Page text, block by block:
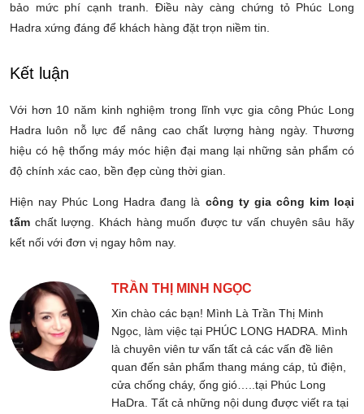
bảo mức phí cạnh tranh. Điều này càng chứng tỏ Phúc Long
Hadra xứng đáng để khách hàng đặt trọn niềm tin.
Kết luận
Với hơn 10 năm kinh nghiệm trong lĩnh vực gia công Phúc Long
Hadra luôn nỗ lực để nâng cao chất lượng hàng ngày. Thương
hiệu có hệ thống máy móc hiện đại mang lại những sản phẩm có
độ chính xác cao, bền đẹp cùng thời gian.
Hiện nay Phúc Long Hadra đang là công ty gia công kim loại
tấm chất lượng. Khách hàng muốn được tư vấn chuyên sâu hãy
kết nối với đơn vị ngay hôm nay.
TRẦN THỊ MINH NGỌC
Xin chào các bạn! Mình Là Trần Thị Minh
Ngọc, làm việc tại PHÚC LONG HADRA. Mình
là chuyên viên tư vấn tất cả các vấn đề liên
quan đến sản phẩm thang máng cáp, tủ điện,
cửa chống cháy, ống gió…..tại Phúc Long
HaDra. Tất cả những nội dung được viết ra tại